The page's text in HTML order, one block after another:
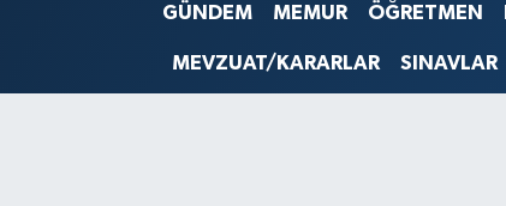
GÜNDEM MEMUR ÖĞRETMEN
MEVZUAT/KARARLAR SINAVLAR